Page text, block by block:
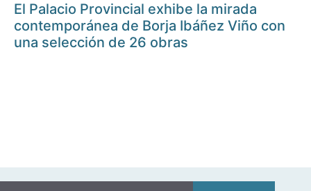
El Palacio Provincial exhibe la mirada
contemporánea de Borja Ibáñez Viño con
una selección de 26 obras